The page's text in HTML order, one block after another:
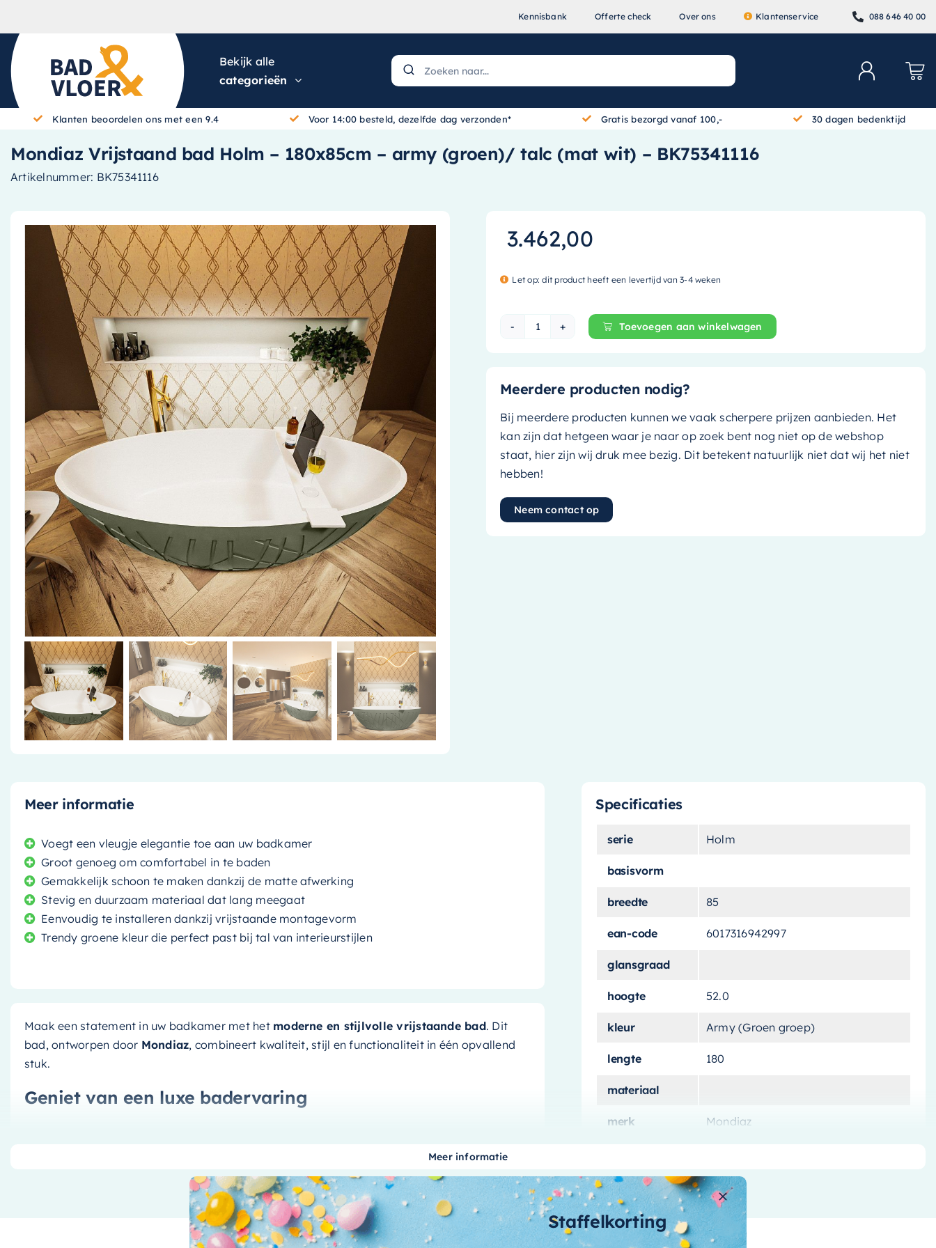
Kennisbank Offerte check Over ons Klantenservice 088 646 40 00
Bekijk alle
categorieën
Klanten beoordelen ons met een 9.4 Voor 14:00 besteld, dezelfde dag verzonden* Gratis bezorgd vanaf 100,- 30 dagen bedenktijd
Mondiaz Vrijstaand bad Holm – 180x85cm – army (groen)/ talc (mat wit) – BK75341116
Artikelnummer: BK75341116
3.462,00
Let op: dit product heeft een levertijd van 3-4 weken
Mondiaz Vrijstaand bad Holm - 180x85cm - army (groen)/ talc (mat wit) -
Toevoegen aan winkelwagen
Meerdere producten nodig?
Bij meerdere producten kunnen we vaak scherpere prijzen aanbieden. Het
kan zijn dat hetgeen waar je naar op zoek bent nog niet op de webshop
staat, hier zijn wij druk mee bezig. Dit betekent natuurlijk niet dat wij het niet
hebben!
Neem contact op
Meer informatie
Voegt een vleugje elegantie toe aan uw badkamer
Groot genoeg om comfortabel in te baden
Gemakkelijk schoon te maken dankzij de matte afwerking
Stevig en duurzaam materiaal dat lang meegaat
Eenvoudig te installeren dankzij vrijstaande montagevorm
Trendy groene kleur die perfect past bij tal van interieurstijlen
Maak een statement in uw badkamer met het moderne en stijlvolle vrijstaande bad. Dit
bad, ontworpen door Mondiaz, combineert kwaliteit, stijl en functionaliteit in één opvallend
stuk.
Geniet van een luxe badervaring
, biedt het voldoende
ruimte om te ontspannen na een lange dag. Bovendien draagt de unieke army (groen) kleur
bij aan een rustgevende sfeer, terwijl de matte witte binnenkant een schoon en fris gevoel
Specificaties
serie Holm
basisvorm
breedte 85
ean-code 6017316942997
glansgraad
hoogte 52.0
kleur Army (Groen groep)
lengte 180
materiaal
merk Mondiaz
aantal-liters 180 L
aantal-personen
Meer informatie
Staffelkorting